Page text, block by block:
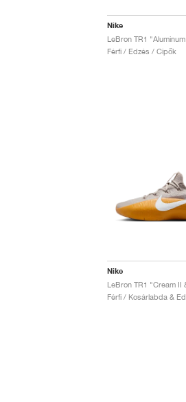
Nike
Férfi / Edzés / Cipők
Nike
LeBron TR1 "Cream II
Férfi / Kosárlabda &